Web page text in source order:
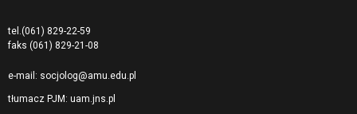
tel.(061) 829-22-59
faks (061) 829-21-08
e-mail: socjolog@amu.edu.pl
tłumacz PJM: uam.jns.pl